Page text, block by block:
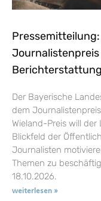
Berichterstattung
Der Bayerische
dem
Wieland-Preis will
Blickfeld der
Journalisten
Themen zu
18.10.2026.
weiterlesen »